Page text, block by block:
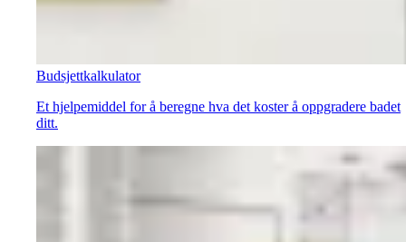
Budsjettkalkulator
Et hjelpemiddel for å beregne hva det koster å oppgradere badet
ditt.